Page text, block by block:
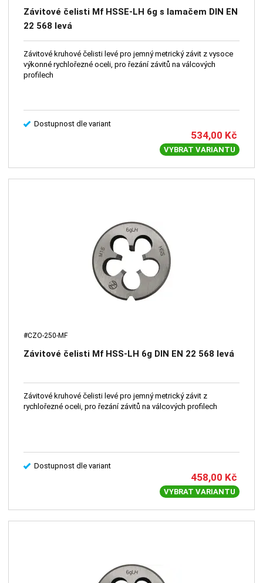
Závitové čelisti Mf HSSE-LH 6g s lamačem DIN EN
22 568 levá
Závitové kruhové čelisti levé pro jemný metrický závit z vysoce
výkonné rychlořezné oceli, pro řezání závitů na válcových
profilech
Dostupnost dle variant
534,00 Kč
VYBRAT VARIANTU
#CZO-250-MF
Závitové čelisti Mf HSS-LH 6g DIN EN 22 568 levá
Závitové kruhové čelisti levé pro jemný metrický závit z
rychlořezné oceli, pro řezání závitů na válcových profilech
Dostupnost dle variant
458,00 Kč
VYBRAT VARIANTU